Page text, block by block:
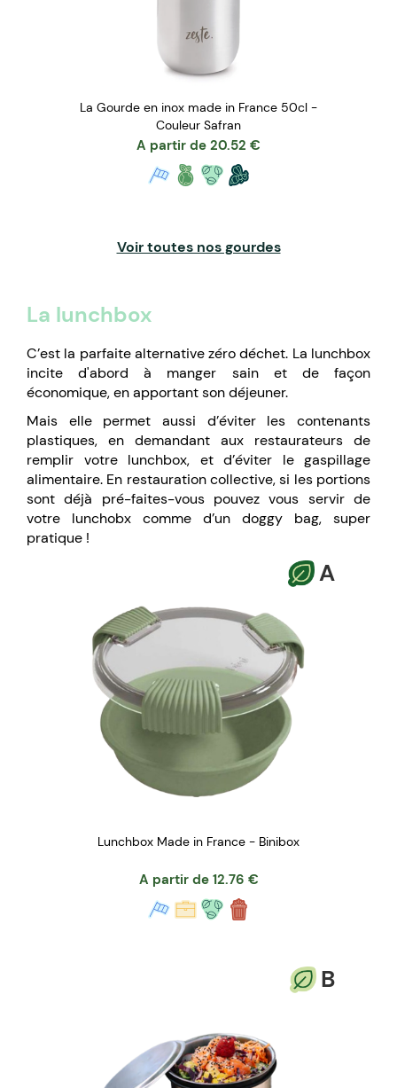
La Gourde en inox made in France 50cl -
Couleur Safran
A partir de 20.52 €
Voir toutes nos gourdes
La lunchbox
C’est la parfaite alternative zéro déchet. La lunchbox
incite d'abord à manger sain et de façon
économique, en apportant son déjeuner.
Mais elle permet aussi d’éviter les contenants
plastiques, en demandant aux restaurateurs de
remplir votre lunchbox, et d’éviter le gaspillage
alimentaire. En restauration collective, si les portions
sont déjà pré-faites-vous pouvez vous servir de
votre lunchobx comme d’un doggy bag, super
pratique !
A
Lunchbox Made in France - Binibox
A partir de 12.76 €
B